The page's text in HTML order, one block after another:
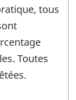
tous
Toutes